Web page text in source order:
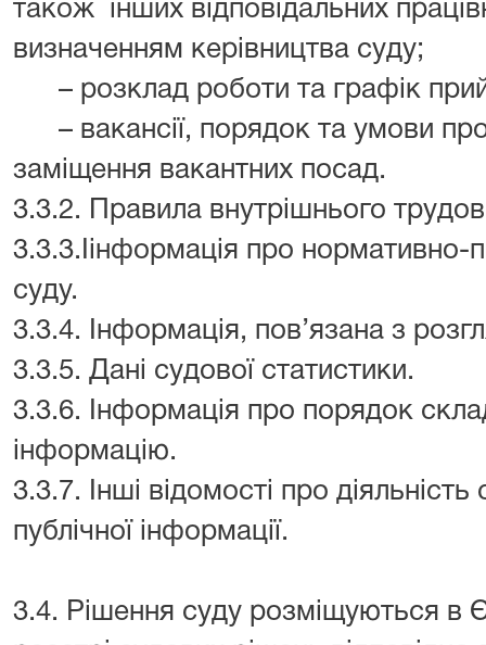
також інших відповідальних
визначенням керівництва суду;
– розклад роботи та графік
– вакансії, порядок та умови
заміщення вакантних посад.
3.3.2. Правила внутрішнього
3.3.3.Іінформація про нормативно-
суду.
3.3.4. Інформація, пов’язана з
3.3.5. Дані судової статистики.
3.3.6. Інформація про порядок
інформацію.
3.3.7. Інші відомості про
публічної інформації.
3.4. Рішення суду розміщуються в